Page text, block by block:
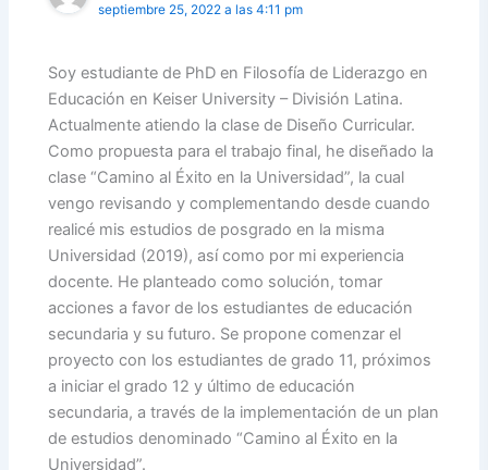
septiembre 25, 2022 a las 4:11 pm
Soy estudiante de PhD en Filosofía de Liderazgo en
Educación en Keiser University – División Latina.
Actualmente atiendo la clase de Diseño Curricular.
Como propuesta para el trabajo final, he diseñado la
clase “Camino al Éxito en la Universidad”, la cual
vengo revisando y complementando desde cuando
realicé mis estudios de posgrado en la misma
Universidad (2019), así como por mi experiencia
docente. He planteado como solución, tomar
acciones a favor de los estudiantes de educación
secundaria y su futuro. Se propone comenzar el
proyecto con los estudiantes de grado 11, próximos
a iniciar el grado 12 y último de educación
secundaria, a través de la implementación de un plan
de estudios denominado “Camino al Éxito en la
Universidad”.